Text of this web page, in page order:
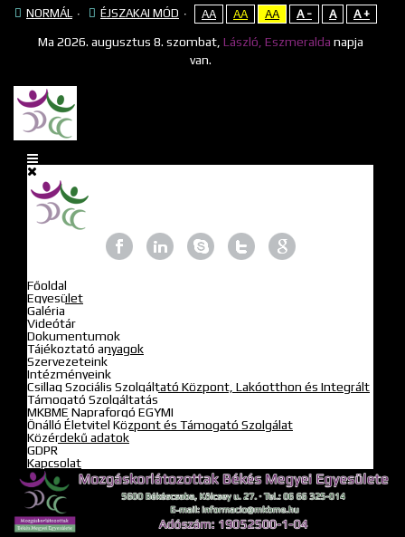
NORMÁL ÉJSZAKAI MÓD AA AA AA A - A A +
Ma 2026. augusztus 8. szombat, László, Eszmeralda napja
van.
Főoldal
Egyesület
Galéria
Videótár
Dokumentumok
Tájékoztató anyagok
Szervezeteink
Intézményeink
Csillag Szociális Szolgáltató Központ, Lakóotthon és Integrált
Támogató Szolgáltatás
MKBME Napraforgó EGYMI
Önálló Életvitel Központ és Támogató Szolgálat
Közérdekű adatok
GDPR
Kapcsolat